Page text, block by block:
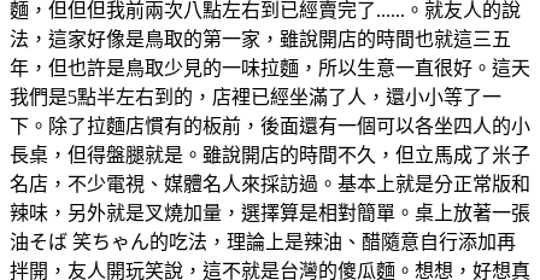
麵，但但但我前兩次八點左右到已經賣完了......。就友人的說
法，這家好像是鳥取的第一家，雖說開店的時間也就這三五
年，但也許是鳥取少見的一味拉麵，所以生意一直很好。這天
我們是5點半左右到的，店裡已經坐滿了人，還小小等了一
下。除了拉麵店慣有的板前，後面還有一個可以各坐四人的小
長桌，但得盤腿就是。雖說開店的時間不久，但立馬成了米子
名店，不少電視、媒體名人來採訪過。基本上就是分正常版和
辣味，另外就是叉燒加量，選擇算是相對簡單。桌上放著一張
油そば 笑ちゃん的吃法，理論上是辣油、醋隨意自行添加再
拌開，友人開玩笑說，這不就是台灣的傻瓜麵。想想，好想真